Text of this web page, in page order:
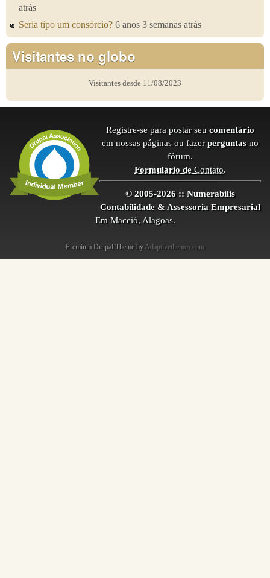
atrás
Seria tipo um consórcio? 6 anos 3 semanas atrás
Visitantes no globo
Visitantes desde 11/08/2023
Registre-se para postar seu comentário
em nossas páginas ou fazer perguntas no
fórum.
Formulário deContato.
© 2005-2026 :: Numerabilis
Contabilidade & Assessoria Empresarial
Em Maceió, Alagoas.
Premium Drupal Theme by Adaptivethemes.com